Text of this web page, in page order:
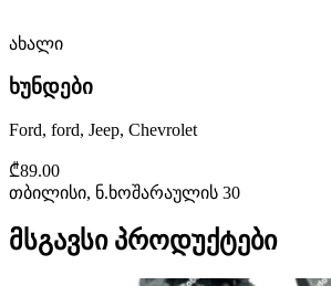
ახალი
ხუნდები
Ford, ford, Jeep, Chevrolet
₾89.00
თბილისი, ნ.ხოშარაულის 30
მსგავსი პროდუქტები